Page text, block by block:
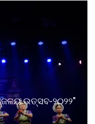
ଉତ୍ସବ-୨୦୨୨"